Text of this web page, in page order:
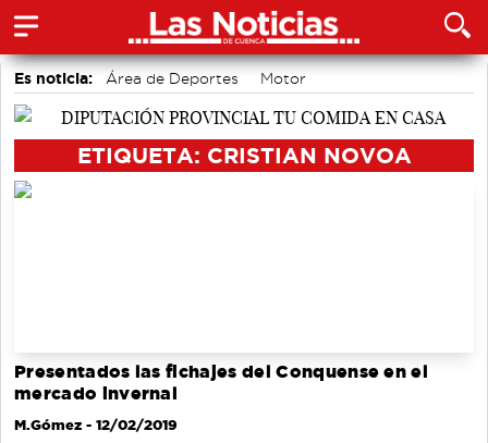
Es noticia: Área de Deportes
Motor
Auditorio de Cuenca
ETIQUETA: CRISTIAN NOVOA
Presentados las fichajes del Conquense en el
mercado invernal
M.Gómez - 12/02/2019